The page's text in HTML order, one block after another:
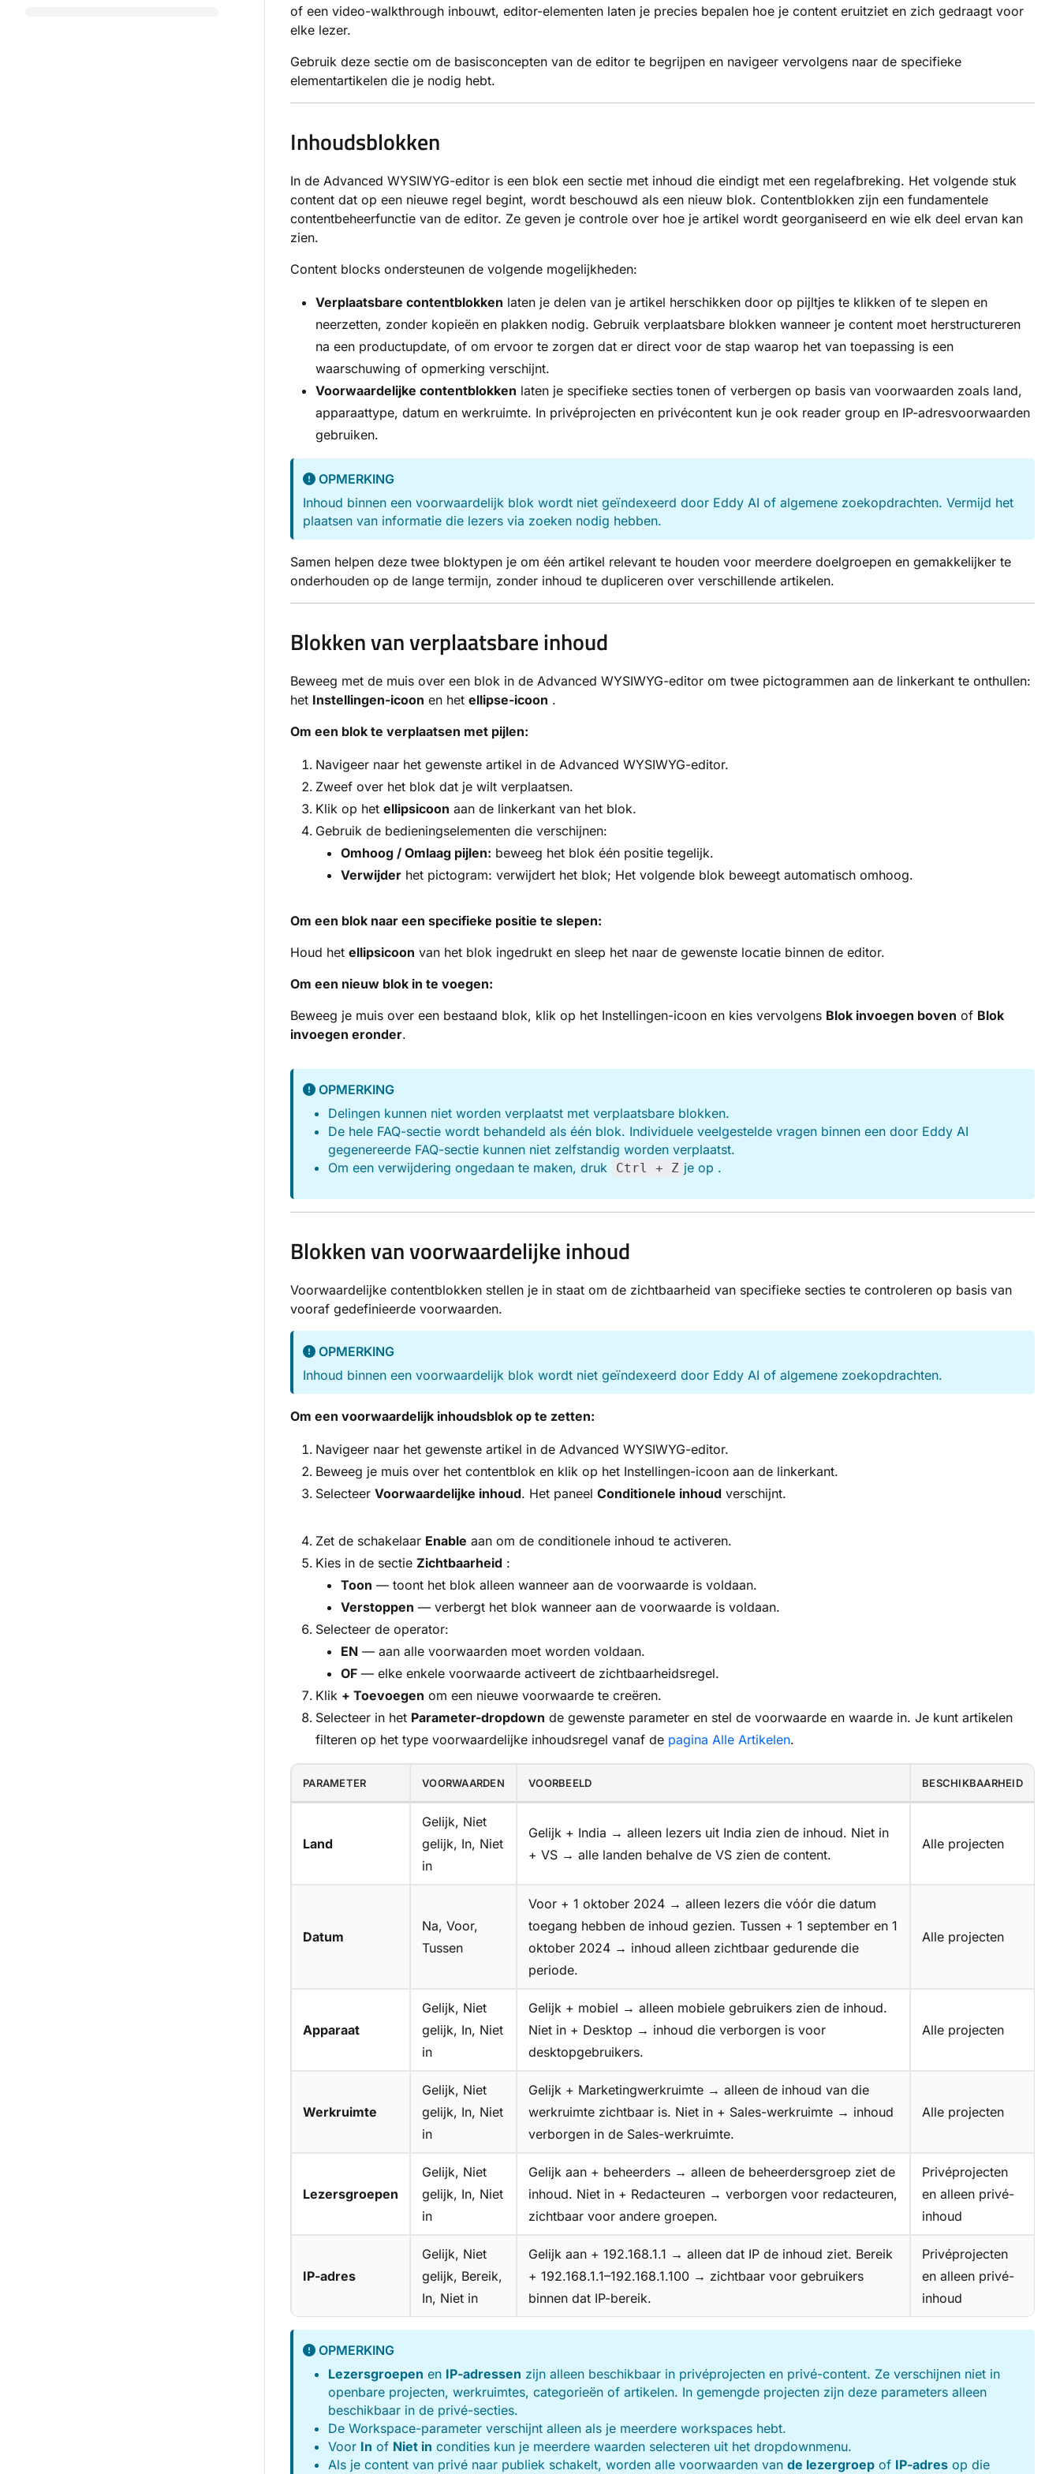
of een video-walkthrough inbouwt, editor-elementen laten je precies bepalen hoe je content eruitziet en zich gedraagt voor
elke lezer.
Gebruik deze sectie om de basisconcepten van de editor te begrijpen en navigeer vervolgens naar de specifieke
elementartikelen die je nodig hebt.
Inhoudsblokken
In de Advanced WYSIWYG-editor is een blok een sectie met inhoud die eindigt met een regelafbreking. Het volgende stuk
content dat op een nieuwe regel begint, wordt beschouwd als een nieuw blok. Contentblokken zijn een fundamentele
contentbeheerfunctie van de editor. Ze geven je controle over hoe je artikel wordt georganiseerd en wie elk deel ervan kan
zien.
Content blocks ondersteunen de volgende mogelijkheden:
Verplaatsbare contentblokken laten je delen van je artikel herschikken door op pijltjes te klikken of te slepen en
neerzetten, zonder kopieën en plakken nodig. Gebruik verplaatsbare blokken wanneer je content moet herstructureren
na een productupdate, of om ervoor te zorgen dat er direct voor de stap waarop het van toepassing is een
waarschuwing of opmerking verschijnt.
Voorwaardelijke contentblokken laten je specifieke secties tonen of verbergen op basis van voorwaarden zoals land,
apparaattype, datum en werkruimte. In privéprojecten en privécontent kun je ook reader group en IP-adresvoorwaarden
gebruiken.
OPMERKING
Inhoud binnen een voorwaardelijk blok wordt niet geïndexeerd door Eddy AI of algemene zoekopdrachten. Vermijd het
plaatsen van informatie die lezers via zoeken nodig hebben.
Samen helpen deze twee bloktypen je om één artikel relevant te houden voor meerdere doelgroepen en gemakkelijker te
onderhouden op de lange termijn, zonder inhoud te dupliceren over verschillende artikelen.
Blokken van verplaatsbare inhoud
Beweeg met de muis over een blok in de Advanced WYSIWYG-editor om twee pictogrammen aan de linkerkant te onthullen:
het Instellingen-icoon en het ellipse-icoon .
Om een blok te verplaatsen met pijlen:
Navigeer naar het gewenste artikel in de Advanced WYSIWYG-editor.
Zweef over het blok dat je wilt verplaatsen.
Klik op het ellipsicoon aan de linkerkant van het blok.
Gebruik de bedieningselementen die verschijnen:
Omhoog / Omlaag pijlen: beweeg het blok één positie tegelijk.
Verwijder het pictogram: verwijdert het blok; Het volgende blok beweegt automatisch omhoog.
Om een blok naar een specifieke positie te slepen:
Houd het ellipsicoon van het blok ingedrukt en sleep het naar de gewenste locatie binnen de editor.
Om een nieuw blok in te voegen:
Beweeg je muis over een bestaand blok, klik op het Instellingen-icoon en kies vervolgens Blok invoegen boven of Blok
invoegen eronder.
OPMERKING
Delingen kunnen niet worden verplaatst met verplaatsbare blokken.
De hele FAQ-sectie wordt behandeld als één blok. Individuele veelgestelde vragen binnen een door Eddy AI
gegenereerde FAQ-sectie kunnen niet zelfstandig worden verplaatst.
Om een verwijdering ongedaan te maken, druk
Ctrl + Z je op .
Blokken van voorwaardelijke inhoud
Voorwaardelijke contentblokken stellen je in staat om de zichtbaarheid van specifieke secties te controleren op basis van
vooraf gedefinieerde voorwaarden.
OPMERKING
Inhoud binnen een voorwaardelijk blok wordt niet geïndexeerd door Eddy AI of algemene zoekopdrachten.
Om een voorwaardelijk inhoudsblok op te zetten:
Navigeer naar het gewenste artikel in de Advanced WYSIWYG-editor.
Beweeg je muis over het contentblok en klik op het Instellingen-icoon aan de linkerkant.
Selecteer Voorwaardelijke inhoud. Het paneel Conditionele inhoud verschijnt.
Zet de schakelaar Enable aan om de conditionele inhoud te activeren.
Kies in de sectie Zichtbaarheid :
Toon — toont het blok alleen wanneer aan de voorwaarde is voldaan.
Verstoppen — verbergt het blok wanneer aan de voorwaarde is voldaan.
Selecteer de operator:
EN — aan alle voorwaarden moet worden voldaan.
OF — elke enkele voorwaarde activeert de zichtbaarheidsregel.
Klik + Toevoegen om een nieuwe voorwaarde te creëren.
Selecteer in het Parameter-dropdown de gewenste parameter en stel de voorwaarde en waarde in. Je kunt artikelen
filteren op het type voorwaardelijke inhoudsregel vanaf de pagina Alle Artikelen.
PARAMETER VOORWAARDEN VOORBEELD BESCHIKBAARHEID
Land
Gelijk, Niet
gelijk, In, Niet
in
Gelijk + India → alleen lezers uit India zien de inhoud. Niet in
+ VS → alle landen behalve de VS zien de content.
Alle projecten
Datum
Na, Voor,
Tussen
Voor + 1 oktober 2024 → alleen lezers die vóór die datum
toegang hebben de inhoud gezien. Tussen + 1 september en 1
oktober 2024 → inhoud alleen zichtbaar gedurende die
periode.
Alle projecten
Apparaat
Gelijk, Niet
gelijk, In, Niet
in
Gelijk + mobiel → alleen mobiele gebruikers zien de inhoud.
Niet in + Desktop → inhoud die verborgen is voor
desktopgebruikers.
Alle projecten
Werkruimte
Gelijk, Niet
gelijk, In, Niet
in
Gelijk + Marketingwerkruimte → alleen de inhoud van die
werkruimte zichtbaar is. Niet in + Sales-werkruimte → inhoud
verborgen in de Sales-werkruimte.
Alle projecten
Lezersgroepen
Gelijk, Niet
gelijk, In, Niet
in
Gelijk aan + beheerders → alleen de beheerdersgroep ziet de
inhoud. Niet in + Redacteuren → verborgen voor redacteuren,
zichtbaar voor andere groepen.
Privéprojecten
en alleen privé-
inhoud
IP-adres
Gelijk, Niet
gelijk, Bereik,
In, Niet in
Gelijk aan + 192.168.1.1 → alleen dat IP de inhoud ziet. Bereik
+ 192.168.1.1–192.168.1.100 → zichtbaar voor gebruikers
binnen dat IP-bereik.
Privéprojecten
en alleen privé-
inhoud
OPMERKING
Lezersgroepen en IP-adressen zijn alleen beschikbaar in privéprojecten en privé-content. Ze verschijnen niet in
openbare projecten, werkruimtes, categorieën of artikelen. In gemengde projecten zijn deze parameters alleen
beschikbaar in de privé-secties.
De Workspace-parameter verschijnt alleen als je meerdere workspaces hebt.
Voor In of Niet in condities kun je meerdere waarden selecteren uit het dropdownmenu.
Als je content van privé naar publiek schakelt, worden alle voorwaarden van de lezergroep of IP-adres op die